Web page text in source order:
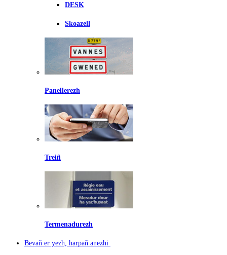
DESK
Skoazell
Panellerezh
Treiñ
Termenadurezh
Bevañ er yezh, harpañ anezhi